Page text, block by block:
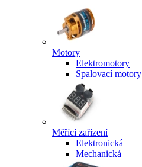
Motory
Elektromotory
Spalovací motory
Měřící zařízení
Elektronická
Mechanická